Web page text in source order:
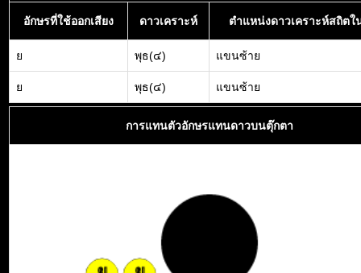
อักษรที่ใช้ออกเสียง ดาวเคราะห์ ตำแหน่งดาวเคราะห์สถิตใ
ย พุธ(๔) แขนซ้าย
ย พุธ(๔) แขนซ้าย
การแทนตัวอักษรแทนดาวบนตุ๊กตา